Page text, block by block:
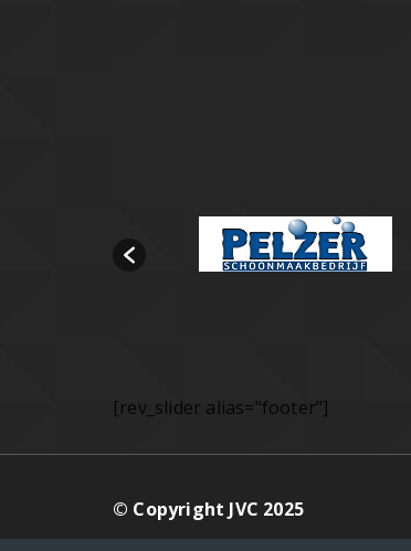
[rev_slider alias="footer"]
© Copyright JVC 2025